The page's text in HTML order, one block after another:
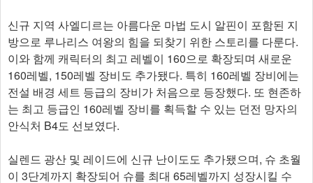
신규 지역 사엘디르는 아름다운 마법 도시 알핀이 포함된 지
방으로 루나리스 여왕의 힘을 되찾기 위한 스토리를 다룬다.
이와 함께 캐릭터의 최고 레벨이 160으로 확장되며 새로운
160레벨, 150레벨 장비도 추가됐다. 특히 160레벨 장비에는
전설 배경 세트 등급의 장비가 처음으로 등장했다. 또 현존하
는 최고 등급인 160레벨 장비를 획득할 수 있는 던전 망자의
안식처 B4도 선보였다.
실렌드 광산 및 레이드에 신규 난이도도 추가됐으며, 슈 초월
이 3단계까지 확장되어 슈를 최대 65레벨까지 성장시킬 수